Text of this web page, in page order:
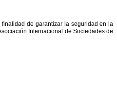
finalidad de garantizar la seguridad en la
Internacional de Sociedades de